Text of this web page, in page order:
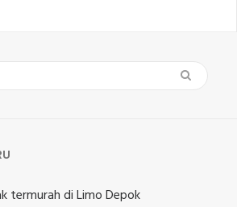
termurah di Limo Depok